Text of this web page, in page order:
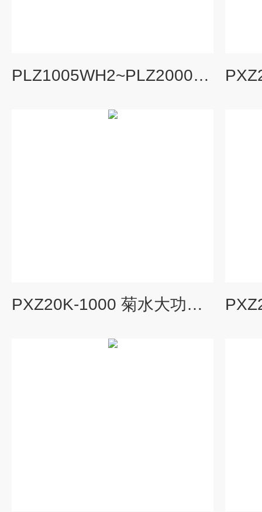
PLZ1005WH2~PLZ20005WH2PLZ-5WH2系列高电压大功率直流电子负载
PXZ20K-1000 菊水大功率能量回馈式电子负载